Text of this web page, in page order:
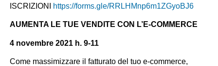
ISCRIZIONI https://forms.gle/RRLHMnp6m1ZGyoBJ6
AUMENTA LE TUE VENDITE CON L’E-COMMERCE
4 novembre 2021 h. 9-11
Come massimizzare il fatturato del tuo e-commerce,